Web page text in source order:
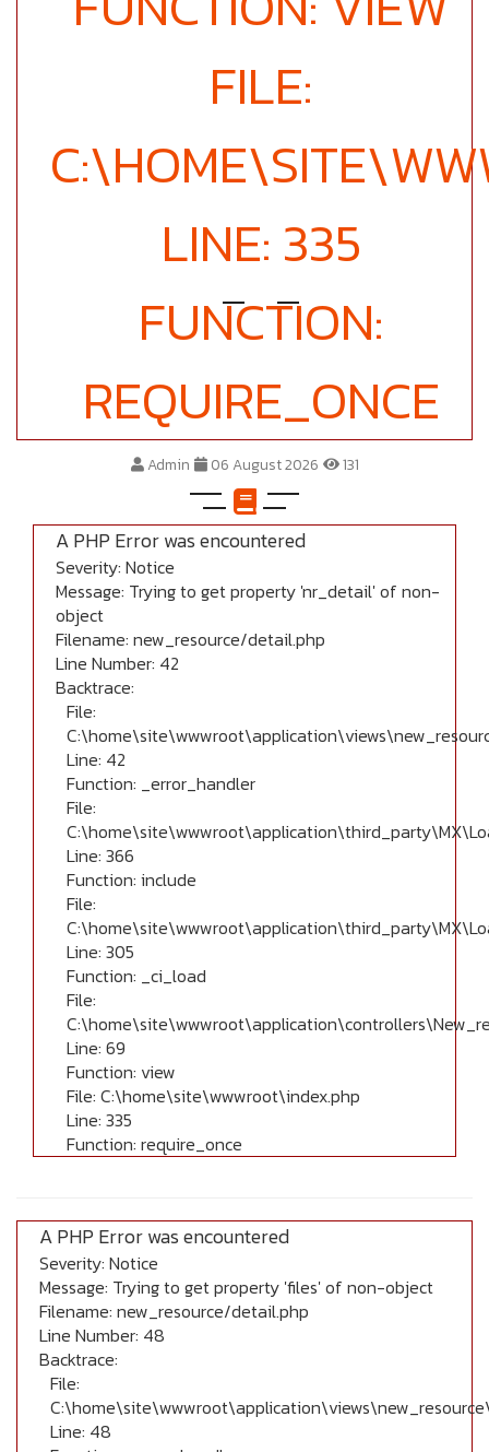
FILE:
LINE: 335
FUNCTION:
REQUIRE_ONCE
Admin 06 August 2026 131
A PHP Error was encountered
Severity: Notice
Message: Trying to get property 'nr_detail' of non-
object
Filename: new_resource/detail.php
Line Number: 42
Backtrace:
File:
Line: 42
Function: _error_handler
File:
Line: 366
Function: include
File:
Line: 305
Function: _ci_load
File:
Line: 69
Function: view
File: C:\home\site\wwwroot\index.php
Line: 335
Function: require_once
A PHP Error was encountered
Severity: Notice
Message: Trying to get property 'files' of non-object
Filename: new_resource/detail.php
Line Number: 48
Backtrace:
File:
Line: 48